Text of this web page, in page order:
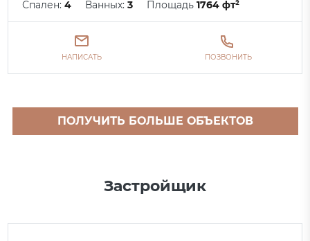
Спален:4 Ванных:3 Площадь1764 фт²
НАПИСАТЬ ПОЗВОНИТЬ
ПОЛУЧИТЬ БОЛЬШЕ ОБЪЕКТОВ
Застройщик